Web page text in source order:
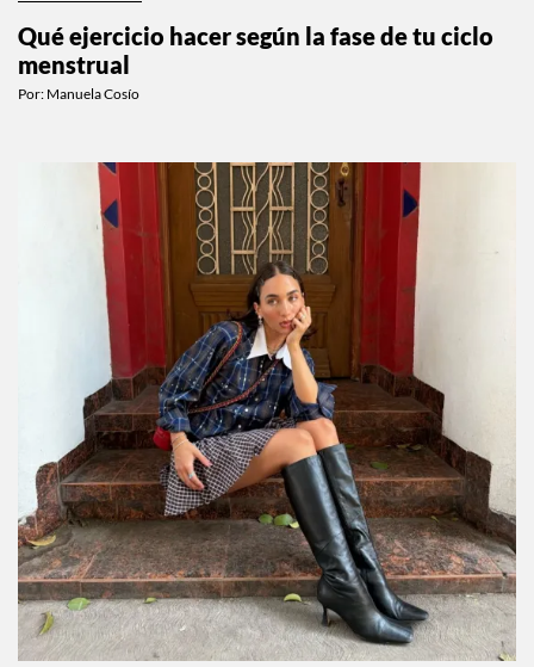
Qué ejercicio hacer según la fase de tu ciclo
menstrual
Por: Manuela Cosío